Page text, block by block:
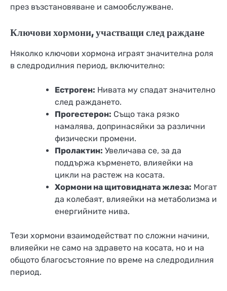
през възстановяване и самообслужване.
Ключови хормони, участващи след раждане
Няколко ключови хормона играят значителна роля
в следродилния период, включително:
Естроген: Нивата му спадат значително
след раждането.
Прогестерон: Също така рязко
намалява, допринасяйки за различни
физически промени.
Пролактин: Увеличава се, за да
поддържа кърменето, влияейки на
цикли на растеж на косата.
Хормони на щитовидната жлеза: Могат
да колебаят, влияейки на метаболизма и
енергийните нива.
Тези хормони взаимодействат по сложни начини,
влияейки не само на здравето на косата, но и на
общото благосъстояние по време на следродилния
период.